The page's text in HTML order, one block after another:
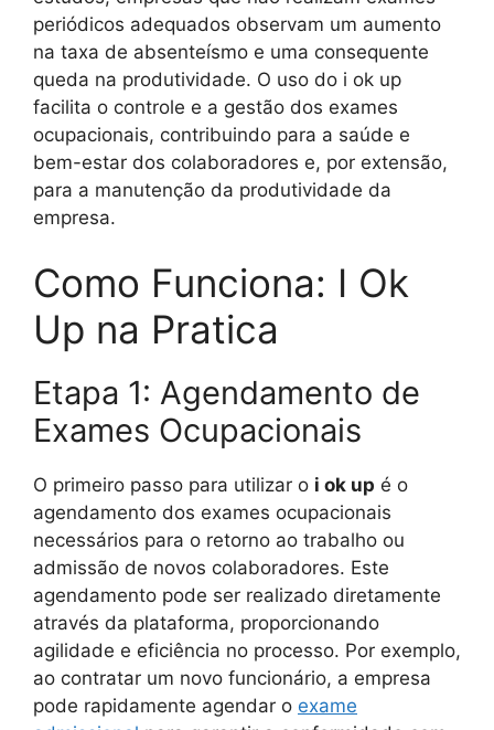
periódicos adequados observam um aumento
na taxa de absenteísmo e uma consequente
queda na produtividade. O uso do i ok up
facilita o controle e a gestão dos exames
ocupacionais, contribuindo para a saúde e
bem-estar dos colaboradores e, por extensão,
para a manutenção da produtividade da
empresa.
Como Funciona: I Ok
Up na Pratica
Etapa 1: Agendamento de
Exames Ocupacionais
O primeiro passo para utilizar o i ok up é o
agendamento dos exames ocupacionais
necessários para o retorno ao trabalho ou
admissão de novos colaboradores. Este
agendamento pode ser realizado diretamente
através da plataforma, proporcionando
agilidade e eficiência no processo. Por exemplo,
ao contratar um novo funcionário, a empresa
pode rapidamente agendar o exame